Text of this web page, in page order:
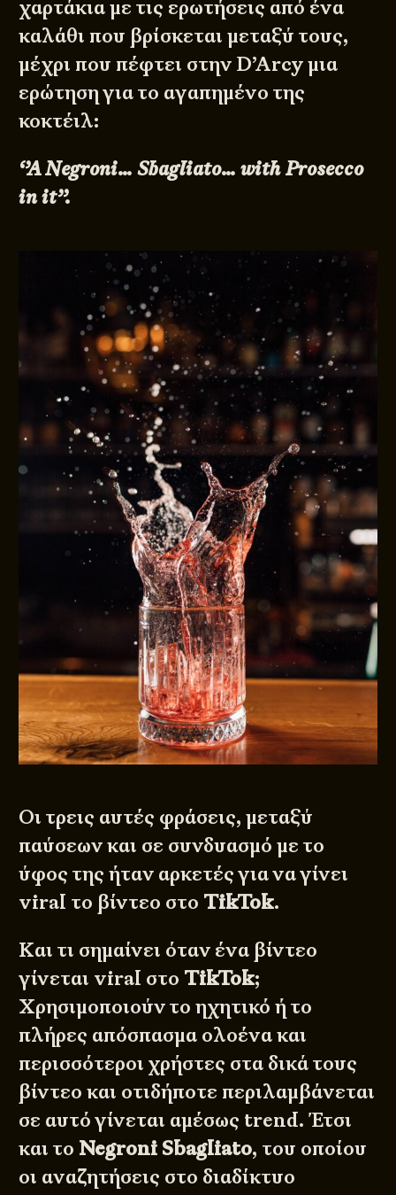
χαρτάκια με τις ερωτήσεις από ένα
καλάθι που βρίσκεται μεταξύ τους,
μέχρι που πέφτει στην D’Arcy μια
ερώτηση για το αγαπημένο της
κοκτέιλ:
‘’A Negroni… Sbagliato… with Prosecco
in it’’.
Οι τρεις αυτές φράσεις, μεταξύ
παύσεων και σε συνδυασμό με το
ύφος της ήταν αρκετές για να γίνει
viral το βίντεο στο TikTok.
Και τι σημαίνει όταν ένα βίντεο
γίνεται viral στο TikTok;
Χρησιμοποιούν το ηχητικό ή το
πλήρες απόσπασμα ολοένα και
περισσότεροι χρήστες στα δικά τους
βίντεο και οτιδήποτε περιλαμβάνεται
σε αυτό γίνεται αμέσως trend. Έτσι
και το Negroni Sbagliato, του οποίου
οι αναζητήσεις στο διαδίκτυο